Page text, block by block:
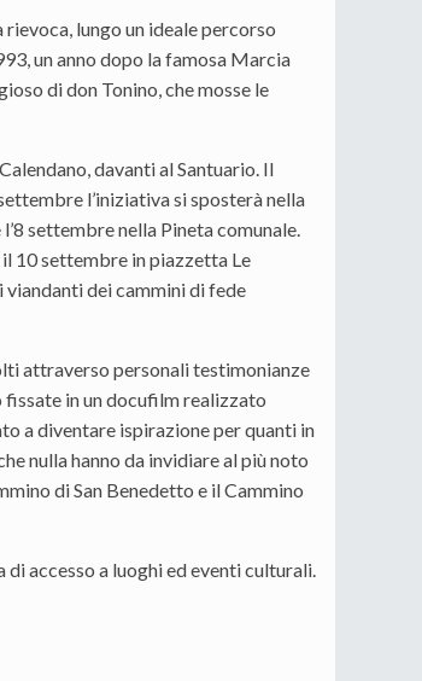
lungo un ideale percorso
un anno dopo la famosa Marcia
di don Tonino, che mosse le
davanti al Santuario. Il
l’iniziativa si sposterà nella
settembre nella Pineta comunale.
10 settembre in piazzetta Le
viandanti dei cammini di fede
attraverso personali testimonianze
in un docufilm realizzato
a diventare ispirazione per quanti in
nulla hanno da invidiare al più noto
di San Benedetto e il Cammino
accesso a luoghi ed eventi culturali.